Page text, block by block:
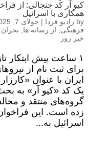
کیو آر کُد جنجالی: از
همکاری با اسرائیل
by رادیو فردا | جولای 7, 2025 11:27 ب.ظ
فرهنگی
از رسانه ها
خبر روز
۱ ساعت پیش ابتکار
برای ثبت‌ نام از
ایران با عنوان
یک کد «کیو آر» به
گروه‌های منتقد و
زده است. این
اسرائیل به...